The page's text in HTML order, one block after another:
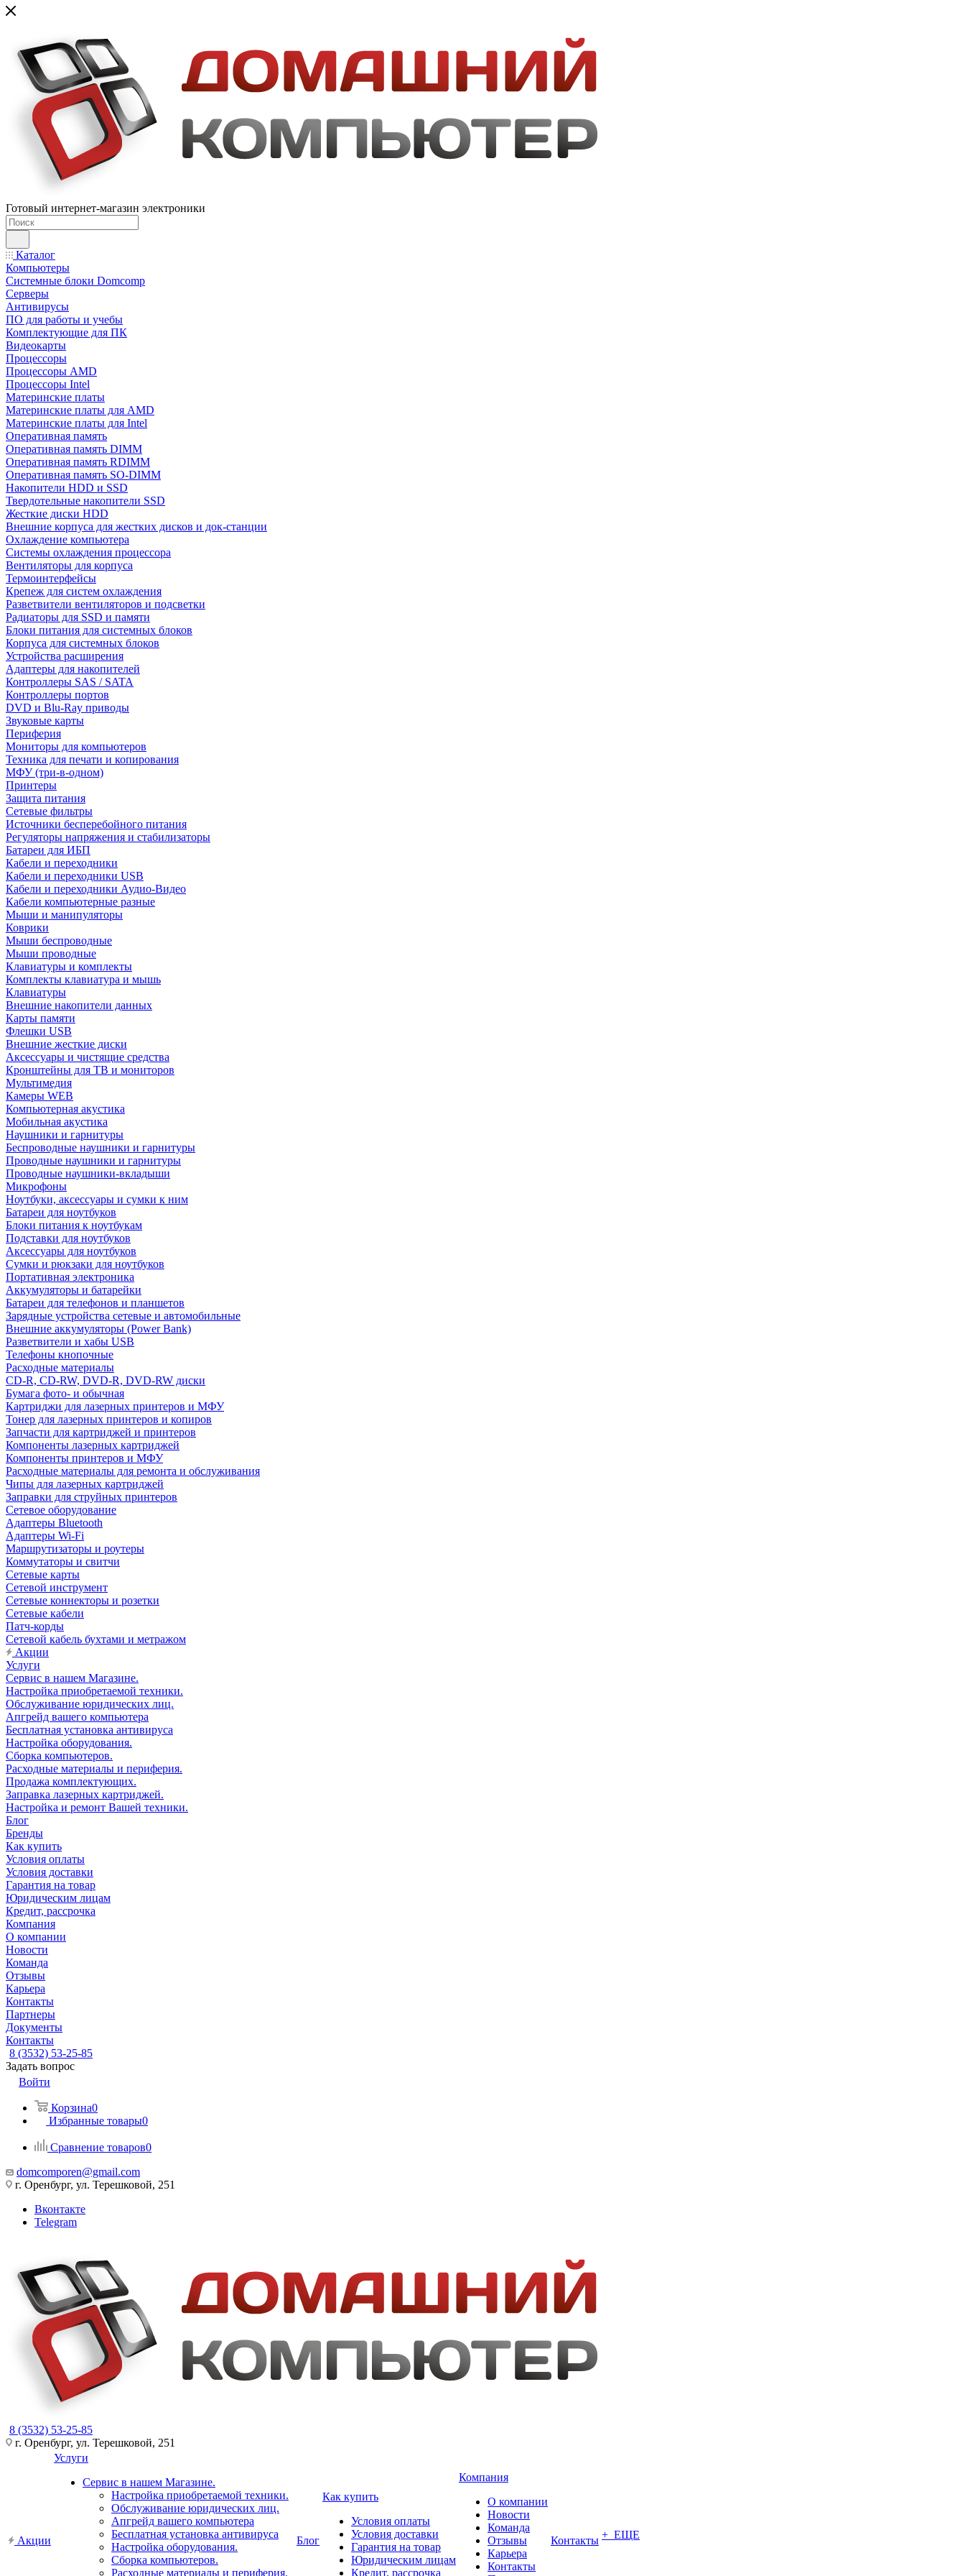
Готовый интернет-магазин электроники
Каталог
Компьютеры
Системные блоки Domcomp
Серверы
Антивирусы
ПО для работы и учебы
Комплектующие для ПК
Видеокарты
Процессоры
Процессоры AMD
Процессоры Intel
Материнские платы
Материнские платы для AMD
Материнские платы для Intel
Оперативная память
Оперативная память DIMM
Оперативная память RDIMM
Оперативная память SO-DIMM
Накопители HDD и SSD
Твердотельные накопители SSD
Жесткие диски HDD
Внешние корпуса для жестких дисков и док-станции
Охлаждение компьютера
Системы охлаждения процессора
Вентиляторы для корпуса
Термоинтерфейсы
Крепеж для систем охлаждения
Разветвители вентиляторов и подсветки
Радиаторы для SSD и памяти
Блоки питания для системных блоков
Корпуса для системных блоков
Устройства расширения
Адаптеры для накопителей
Контроллеры SAS / SATA
Контроллеры портов
DVD и Blu-Ray приводы
Звуковые карты
Периферия
Мониторы для компьютеров
Техника для печати и копирования
МФУ (три-в-одном)
Принтеры
Защита питания
Сетевые фильтры
Источники бесперебойного питания
Регуляторы напряжения и стабилизаторы
Батареи для ИБП
Кабели и переходники
Кабели и переходники USB
Кабели и переходники Аудио-Видео
Кабели компьютерные разные
Мыши и манипуляторы
Коврики
Мыши беспроводные
Мыши проводные
Клавиатуры и комплекты
Комплекты клавиатура и мышь
Клавиатуры
Внешние накопители данных
Карты памяти
Флешки USB
Внешние жесткие диски
Аксессуары и чистящие средства
Кронштейны для ТВ и мониторов
Мультимедия
Камеры WEB
Компьютерная акустика
Мобильная акустика
Наушники и гарнитуры
Беспроводные наушники и гарнитуры
Проводные наушники и гарнитуры
Проводные наушники-вкладыши
Микрофоны
Ноутбуки, аксессуары и сумки к ним
Батареи для ноутбуков
Блоки питания к ноутбукам
Подставки для ноутбуков
Аксессуары для ноутбуков
Сумки и рюкзаки для ноутбуков
Портативная электроника
Аккумуляторы и батарейки
Батареи для телефонов и планшетов
Зарядные устройства сетевые и автомобильные
Внешние аккумуляторы (Power Bank)
Разветвители и хабы USB
Телефоны кнопочные
Расходные материалы
CD-R, CD-RW, DVD-R, DVD-RW диски
Бумага фото- и обычная
Картриджи для лазерных принтеров и МФУ
Тонер для лазерных принтеров и копиров
Запчасти для картриджей и принтеров
Компоненты лазерных картриджей
Компоненты принтеров и МФУ
Расходные материалы для ремонта и обслуживания
Чипы для лазерных картриджей
Заправки для струйных принтеров
Сетевое оборудование
Адаптеры Bluetooth
Адаптеры Wi-Fi
Маршрутизаторы и роутеры
Коммутаторы и свитчи
Сетевые карты
Сетевой инструмент
Сетевые коннекторы и розетки
Сетевые кабели
Патч-корды
Сетевой кабель бухтами и метражом
Акции
Услуги
Сервис в нашем Магазине.
Настройка приобретаемой техники.
Обслуживание юридических лиц.
Апгрейд вашего компьютера
Бесплатная установка антивируса
Настройка оборудования.
Сборка компьютеров.
Расходные материалы и периферия.
Продажа комплектующих.
Заправка лазерных картриджей.
Настройка и ремонт Вашей техники.
Блог
Бренды
Как купить
Условия оплаты
Условия доставки
Гарантия на товар
Юридическим лицам
Кредит, рассрочка
Компания
О компании
Новости
Команда
Отзывы
Карьера
Контакты
Партнеры
Документы
Контакты
8 (3532) 53-25-85
Задать вопрос
Войти
Корзина0
Избранные товары0
Сравнение товаров0
domcomporen@gmail.com
г. Оренбург, ул. Терешковой, 251
Вконтакте
Telegram
8 (3532) 53-25-85
г. Оренбург, ул. Терешковой, 251
Акции
Услуги
Сервис в нашем Магазине.
Настройка приобретаемой техники.
Обслуживание юридических лиц.
Апгрейд вашего компьютера
Бесплатная установка антивируса
Настройка оборудования.
Сборка компьютеров.
Расходные материалы и периферия.
Блог
Как купить
Условия оплаты
Условия доставки
Гарантия на товар
Юридическим лицам
Кредит, рассрочка
Компания
О компании
Новости
Команда
Отзывы
Карьера
Контакты
Контакты + ЕЩЕ